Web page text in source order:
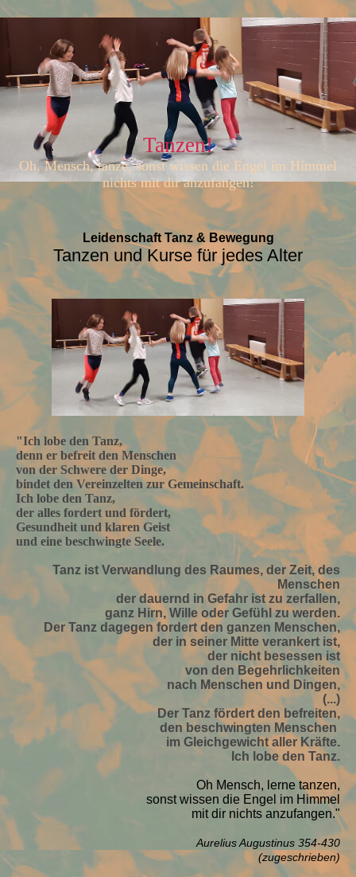
Tanzen!
Oh, Mensch, tanze, sonst wissen die Engel im Himmel
nichts mit dir anzufangen!
Leidenschaft Tanz & Bewegung
Tanzen und Kurse für jedes Alter
"Ich lobe den Tanz,
denn er befreit den Menschen
von der Schwere der Dinge,
bindet den Vereinzelten zur Gemeinschaft.
Ich lobe den Tanz,
der alles fordert und fördert,
Gesundheit und klaren Geist
und eine beschwingte Seele.
Tanz ist Verwandlung des Raumes, der Zeit, des
Menschen
der dauernd in Gefahr ist zu zerfallen,
ganz Hirn, Wille oder Gefühl zu werden.
Der Tanz dagegen fordert den ganzen Menschen,
der in seiner Mitte verankert ist,
der nicht besessen ist
von den Begehrlichkeiten
nach Menschen und Dingen,
(...)
Der Tanz fördert den befreiten,
den beschwingten Menschen
im Gleichgewicht aller Kräfte.
Ich lobe den Tanz.
Oh Mensch, lerne tanzen,
sonst wissen die Engel im Himmel
mit dir nichts anzufangen."
Aurelius Augustinus 354-430
(zugeschrieben)